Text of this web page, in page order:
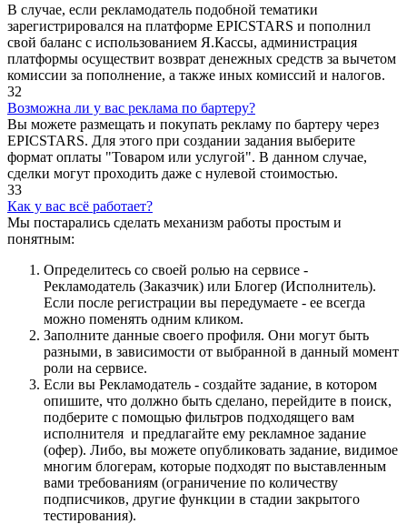
В случае, если рекламодатель подобной тематики
зарегистрировался на платформе EPICSTARS и пополнил
свой баланс с использованием Я.Кассы, администрация
платформы осуществит возврат денежных средств за вычетом
комиссии за пополнение, а также иных комиссий и налогов.
32
Возможна ли у вас реклама по бартеру?
Вы можете размещать и покупать рекламу по бартеру через
EPICSTARS. Для этого при создании задания выберите
формат оплаты "Товаром или услугой". В данном случае,
сделки могут проходить даже с нулевой стоимостью.
33
Как у вас всё работает?
Мы постарались сделать механизм работы простым и
понятным:
Определитесь со своей ролью на сервисе -
Рекламодатель (Заказчик) или Блогер (Исполнитель).
Если после регистрации вы передумаете - ее всегда
можно поменять одним кликом.
Заполните данные своего профиля. Они могут быть
разными, в зависимости от выбранной в данный момент
роли на сервисе.
Если вы Рекламодатель - создайте задание, в котором
опишите, что должно быть сделано, перейдите в поиск,
подберите с помощью фильтров подходящего вам
исполнителя и предлагайте ему рекламное задание
(офер). Либо, вы можете опубликовать задание, видимое
многим блогерам, которые подходят по выставленным
вами требованиям (ограничение по количеству
подписчиков, другие функции в стадии закрытого
тестирования).